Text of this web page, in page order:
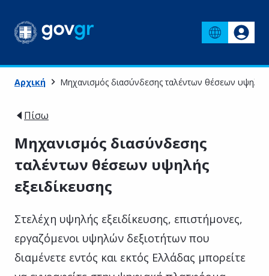
Αρχική Μηχανισμός διασύνδεσης ταλέντων θέσεων υψηλής
Πίσω
Μηχανισμός διασύνδεσης
ταλέντων θέσεων υψηλής
εξειδίκευσης
Στελέχη υψηλής εξειδίκευσης, επιστήμονες,
εργαζόμενοι υψηλών δεξιοτήτων που
διαμένετε εντός και εκτός Ελλάδας μπορείτε